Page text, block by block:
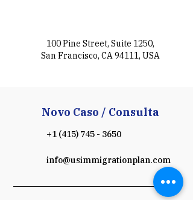
100 Pine Street, Suite 1250,
San Francisco, CA 94111, USA
Novo Caso / Consulta
+1 (415) 745 - 3650
info@usimmigrationplan.com